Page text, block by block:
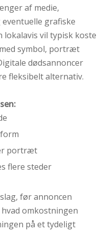
af medie,
grafiske
lokalavis vil typisk koste
symbol, portræt
dødsannoncer
fleksibelt alternativ.
portræt
flere steder
før annoncen
hvad omkostningen
på et tydeligt